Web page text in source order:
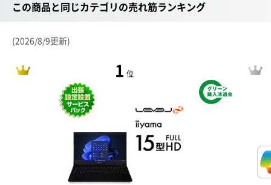
この商品と同じカテゴリの売れ筋ランキング
(2026/8/9更新)
1 位